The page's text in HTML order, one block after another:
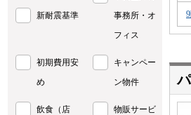
新耐震基準
事務所・オ
フィス
初期費用安
め
キャンペー
ン物件
飲食（店
物販サービ